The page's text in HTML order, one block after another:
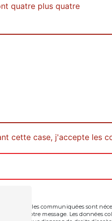
quatre plus quatre
cette case, j'accepte les
personnelles communiquées sont
à votre message. Les données